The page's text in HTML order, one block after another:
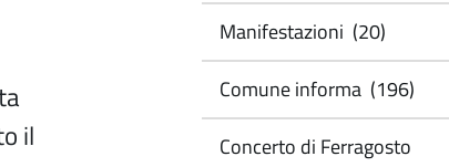
il
Manifestazioni (20)
Comune informa (196)
Concerto di Ferragosto